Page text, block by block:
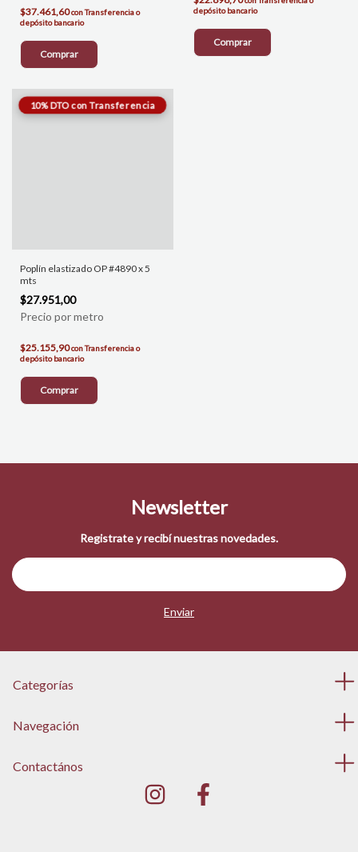
$37.461,60conTransferencia o
depósito bancario
Comprar
depósito bancario
Comprar
Poplín elastizado OP #4890 x 5
mts
$27.951,00
$25.155,90conTransferencia o
depósito bancario
Comprar
Newsletter
Registrate y recibí nuestras novedades.
Categorías
Navegación
Contactános